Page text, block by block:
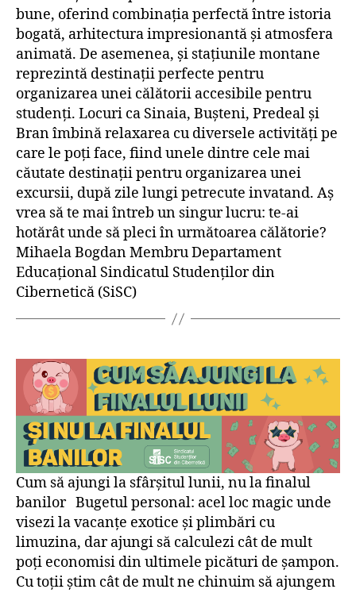
bune, oferind combinația perfectă între istoria
bogată, arhitectura impresionantă și atmosfera
animată. De asemenea, și stațiunile montane
reprezintă destinații perfecte pentru
organizarea unei călătorii accesibile pentru
studenți. Locuri ca Sinaia, Bușteni, Predeal și
Bran îmbină relaxarea cu diversele activități pe
care le poți face, fiind unele dintre cele mai
căutate destinații pentru organizarea unei
excursii, după zile lungi petrecute invatand. Aș
vrea să te mai întreb un singur lucru: te-ai
hotărât unde să pleci în următoarea călătorie?
Mihaela Bogdan Membru Departament
Educațional Sindicatul Studenților din
Cibernetică (SiSC)
Cum să ajungi la sfârșitul lunii, nu la finalul
banilor Bugetul personal: acel loc magic unde
visezi la vacanțe exotice și plimbări cu
limuzina, dar ajungi să calculezi cât de mult
poți economisi din ultimele picături de șampon.
Cu toții știm cât de mult ne chinuim să ajungem